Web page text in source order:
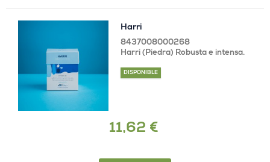
Harri
8437008000268
Harri (Piedra) Robusta e intensa.
DISPONIBLE
11,62 €